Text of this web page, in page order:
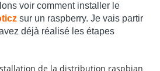
voir comment installer le
sur un raspberry. Je vais partir
déjà réalisé les étapes
de la distribution raspbian